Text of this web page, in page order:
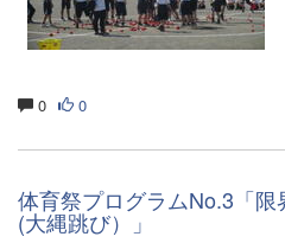
0 0
体育祭プログラムNo.3「
(大縄跳び）」